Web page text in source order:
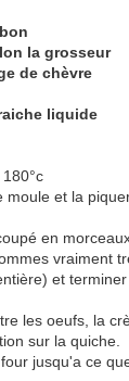
la grosseur
de chèvre
liquide
moule et la
en
vraiment
et
les oeufs, la
sur la quiche.
jusqu'a ce